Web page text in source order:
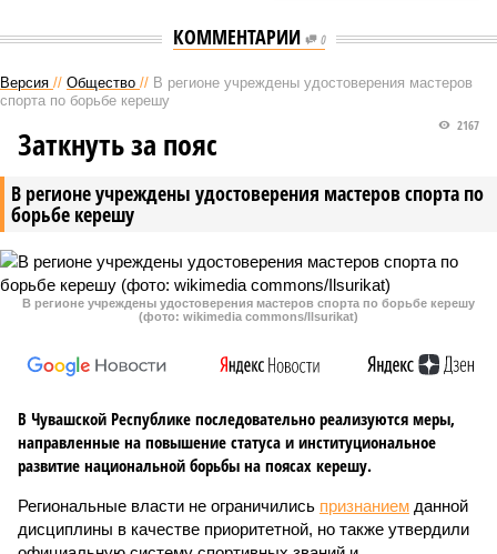
КОММЕНТАРИИ 0
Версия // Общество // В регионе учреждены удостоверения мастеров
спорта по борьбе керешу
В регионе учреждены удостоверения мастеров спорта по
борьбе керешу
2167
Заткнуть за пояс
В регионе учреждены удостоверения мастеров спорта по борьбе керешу
(фото: wikimedia commons/Ilsurikat)
В Чувашской Республике последовательно реализуются меры,
направленные на повышение статуса и институциональное
развитие национальной борьбы на поясах керешу.
Региональные власти не ограничились признанием данной
дисциплины в качестве приоритетной, но также утвердили